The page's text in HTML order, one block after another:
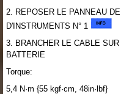
2. REPOSER LE PANNEAU
D'INSTRUMENTS N° 1
3. BRANCHER LE CABLE
BATTERIE
Torque:
5,4 N·m {55 kgf·cm, 48in·lbf}